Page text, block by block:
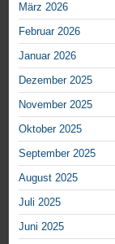
März 2026
Februar 2026
Januar 2026
Dezember 2025
November 2025
Oktober 2025
September 2025
August 2025
Juli 2025
Juni 2025